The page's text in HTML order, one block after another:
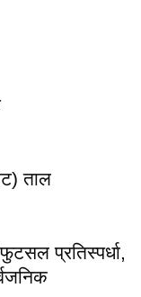
ताल
प्रतिस्पर्धा,